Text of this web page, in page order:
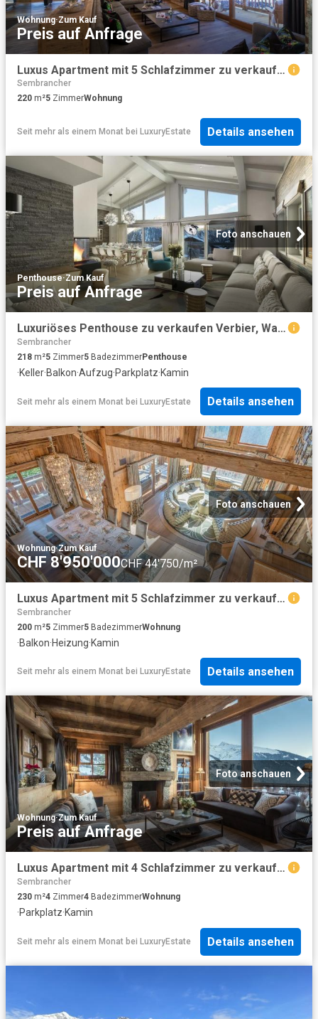
Wohnung·Zum Kauf
Preis auf Anfrage
Luxus Apartment mit 5 Schlafzimmer zu verkaufen in Verbier, Schweiz
Sembrancher
220 m²5 ZimmerWohnung
Seit mehr als einem Monat bei LuxuryEstate Details ansehen
Foto anschauen
Penthouse·Zum Kauf
Preis auf Anfrage
Luxuriöses Penthouse zu verkaufen Verbier, Wallis
Sembrancher
218 m²5 Zimmer5 BadezimmerPenthouse
·Keller·Balkon·Aufzug·Parkplatz·Kamin
Seit mehr als einem Monat bei LuxuryEstate Details ansehen
Foto anschauen
Wohnung·Zum Kauf
CHF 8'950'000CHF 44'750/m²
Luxus Apartment mit 5 Schlafzimmer zu verkaufen in Verbier, Wallis
Sembrancher
200 m²5 Zimmer5 BadezimmerWohnung
·Balkon·Heizung·Kamin
Seit mehr als einem Monat bei LuxuryEstate Details ansehen
Foto anschauen
Wohnung·Zum Kauf
Preis auf Anfrage
Luxus Apartment mit 4 Schlafzimmer zu verkaufen in Verbier, Schweiz
Sembrancher
230 m²4 Zimmer4 BadezimmerWohnung
·Parkplatz·Kamin
Seit mehr als einem Monat bei LuxuryEstate Details ansehen